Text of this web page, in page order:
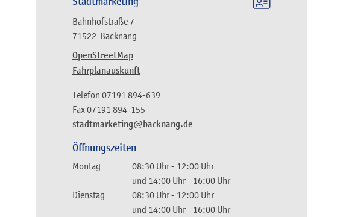
Bahnhofstraße 7
71522 Backnang
OpenStreetMap
Fahrplanauskunft
stadtmarketing@backnang.de
Telefon 07191 894-639
Fax07191 894-155
Öffnungszeiten
Montag 08:30 Uhr- 12:00 Uhr
und 14:00 Uhr- 16:00 Uhr
Dienstag
08:30 Uhr- 12:00 Uhr
und 14:00 Uhr- 16:00 Uhr